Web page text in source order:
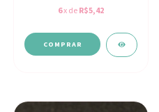
6x de R$5,42